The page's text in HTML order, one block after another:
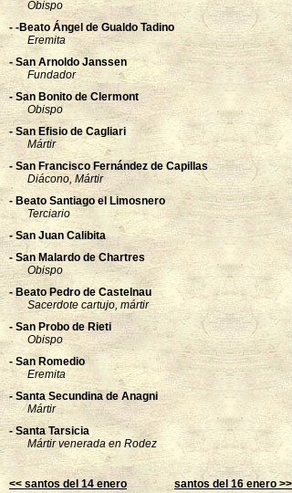
Obispo
- -Beato Ángel de Gualdo Tadino
Eremita
- San Arnoldo Janssen
Fundador
- San Bonito de Clermont
Obispo
- San Efisio de Cagliari
Mártir
- San Francisco Fernández de Capillas
Diácono, Mártir
- Beato Santiago el Limosnero
Terciario
- San Juan Calibita
- San Malardo de Chartres
Obispo
- Beato Pedro de Castelnau
Sacerdote cartujo, mártir
- San Probo de Rieti
Obispo
- San Romedio
Eremita
- Santa Secundina de Anagni
Mártir
- Santa Tarsicia
Mártir venerada en Rodez
<< santos del 14 enero santos del 16 enero >>